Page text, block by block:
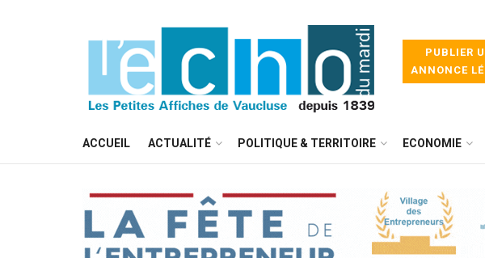
PUBLIER
ANNONCE
ACCUEIL ACTUALITÉ POLITIQUE & TERRITOIRE ECONOMIE